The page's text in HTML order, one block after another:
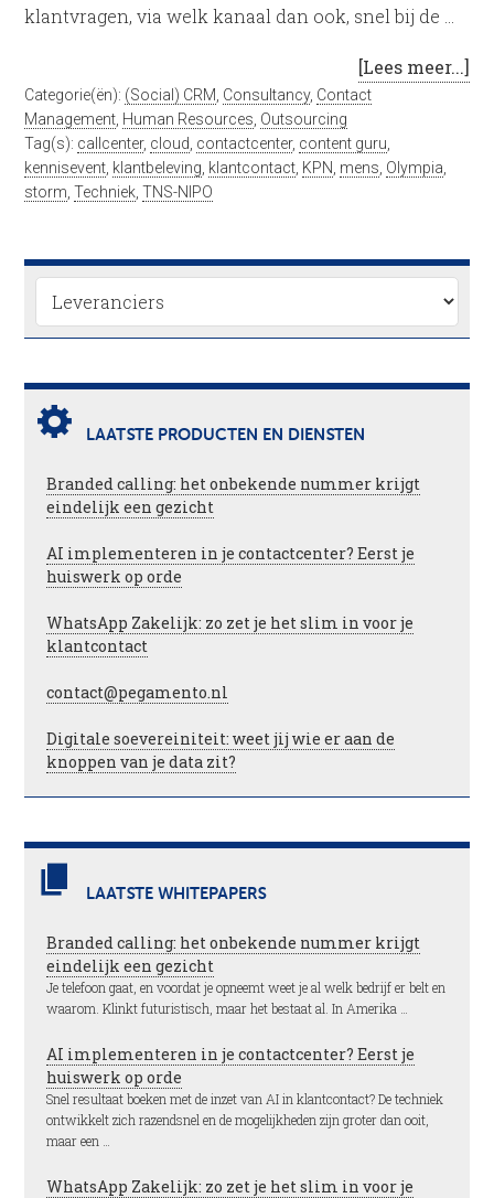
klantvragen, via welk kanaal dan ook, snel bij de …
[Lees meer...]
Categorie(ën): (Social) CRM Consultancy, Contact
Management Human Resources Outsourcing
Tag(s): callcenter, cloud contactcenter, content guru
kennisevent klantbeleving klantcontact KPN mens Olympia
storm ,Techniek ,TNS-NIPO
LAATSTE PRODUCTEN EN DIENSTEN
Branded calling: het onbekende nummer krijgt
eindelijk een gezicht
AI implementeren in je contactcenter? Eerst je
huiswerk op orde
WhatsApp Zakelijk: zo zet je het slim in voor je
klantcontact
contact@pegamento.nl
Digitale soevereiniteit: weet jij wie er aan de
knoppen van je data zit?
LAATSTE WHITEPAPERS
Branded calling: het onbekende nummer krijgt
eindelijk een gezicht
Je telefoon gaat, en voordat je opneemt weet je al welk bedrijf er belt en
waarom. Klinkt futuristisch, maar het bestaat al. In Amerika …
AI implementeren in je contactcenter? Eerst je
huiswerk op orde
Snel resultaat boeken met de inzet van AI in klantcontact? De techniek
ontwikkelt zich razendsnel en de mogelijkheden zijn groter dan ooit,
maar een …
WhatsApp Zakelijk: zo zet je het slim in voor je